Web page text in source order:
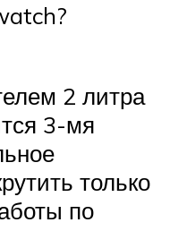
2 литра
3-мя
только
по